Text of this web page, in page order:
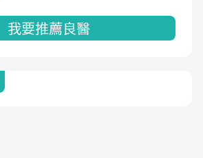
我要推薦良醫